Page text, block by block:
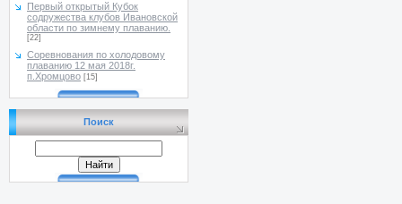
Первый открытый Кубок
содружества клубов Ивановской
области по зимнему плаванию.
[22]
Соревнования по холодовому
плаванию 12 мая 2018г.
п.Хромцово [15]
Поиск